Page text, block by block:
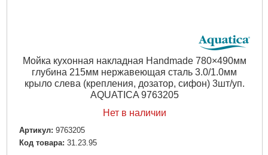
Мойка кухонная накладная Handmade 780×490мм
глубина 215мм нержавеющая сталь 3.0/1.0мм
крыло слева (крепления, дозатор, сифон) 3шт/уп.
AQUATICA 9763205
Нет в наличии
Артикул: 9763205
Код товара: 31.23.95